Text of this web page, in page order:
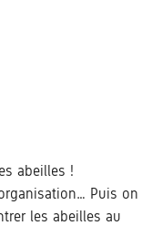
abeilles !
Puis on
les abeilles au